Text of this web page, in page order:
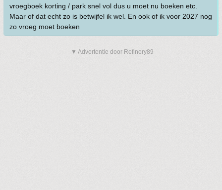
vroegboek korting / park snel vol dus u moet nu boeken etc.
Maar of dat echt zo is betwijfel ik wel. En ook of ik voor 2027 nog
zo vroeg moet boeken
▼ Advertentie door Refinery89